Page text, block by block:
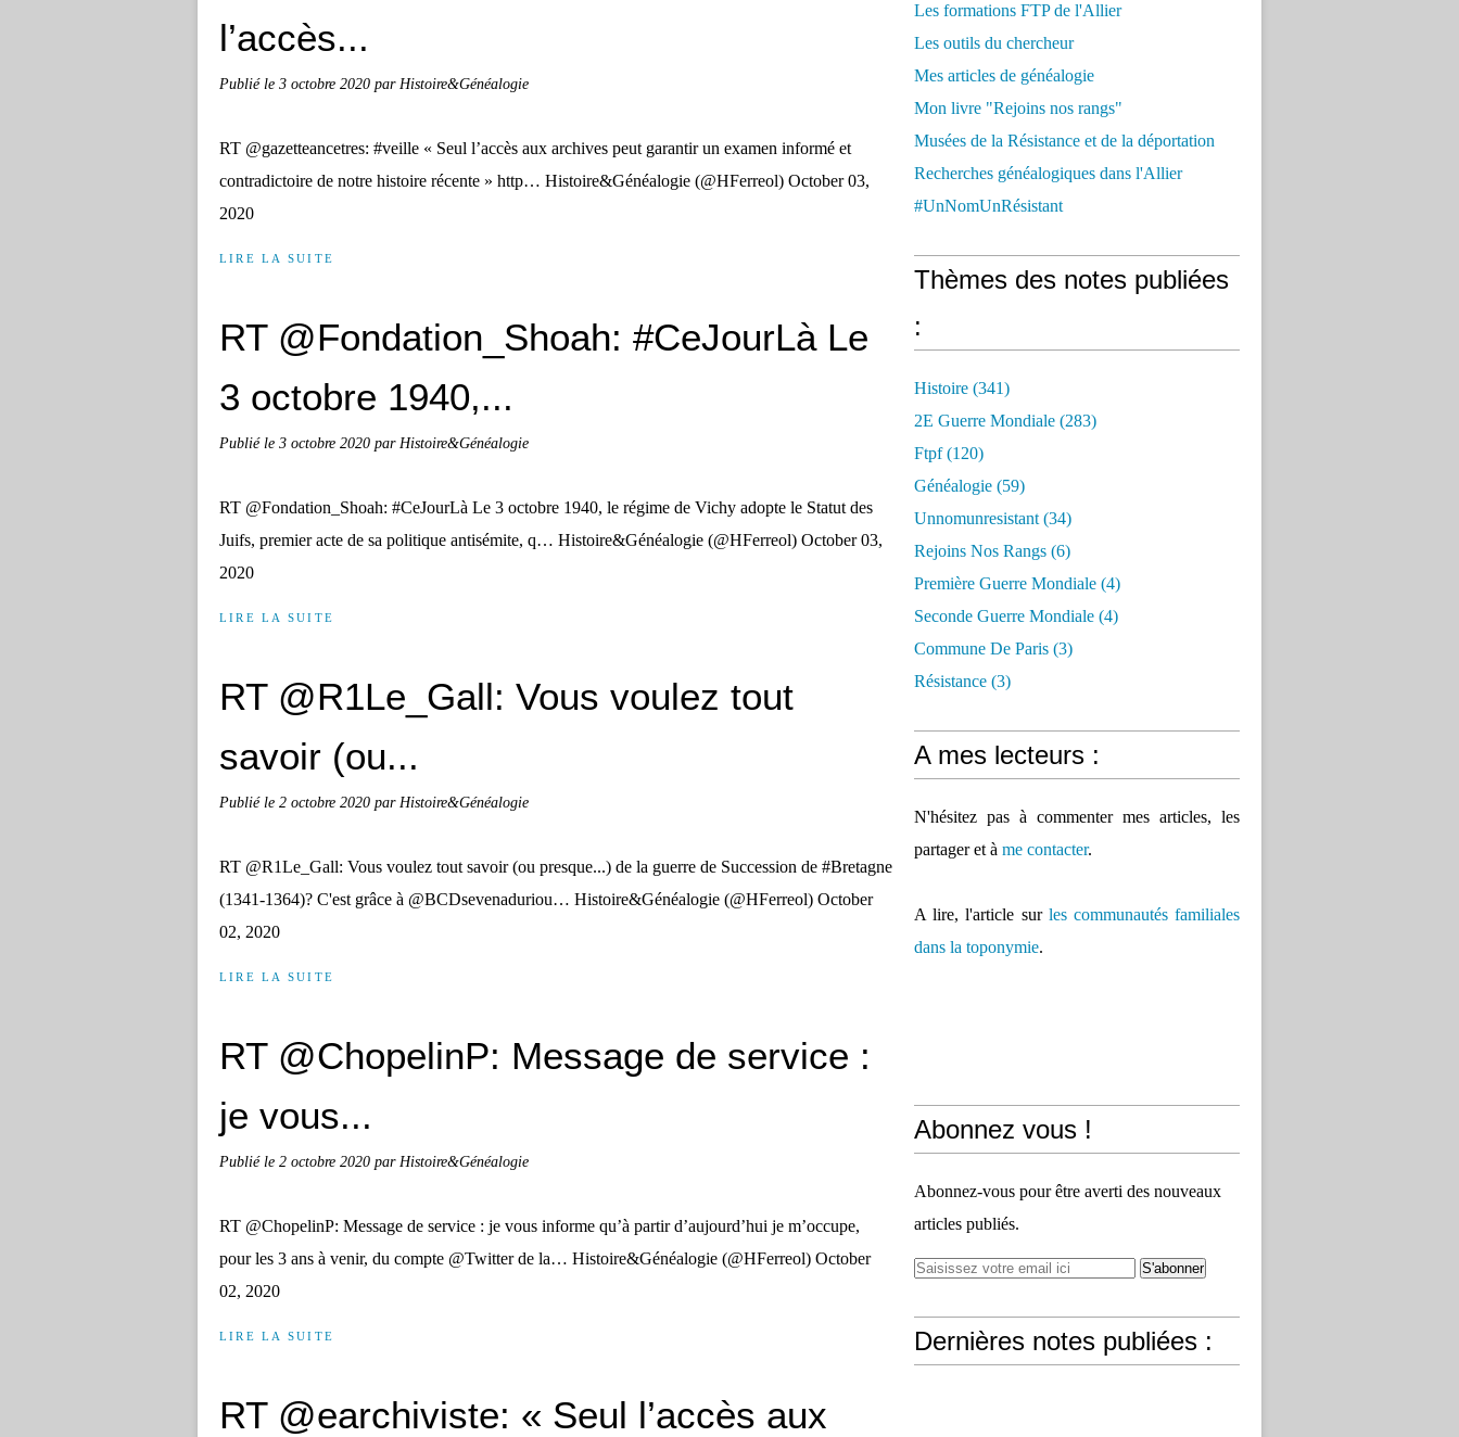
l’accès...
Publié le 3 octobre 2020 par Histoire&Généalogie
RT @gazetteancetres: #veille « Seul l’accès aux archives peut garantir un examen informé et
contradictoire de notre histoire récente » http… Histoire&Généalogie (@HFerreol) October 03,
2020
LIRE LA SUITE
RT @Fondation_Shoah: #CeJourLà Le
3 octobre 1940,...
Publié le 3 octobre 2020 par Histoire&Généalogie
RT @Fondation_Shoah: #CeJourLà Le 3 octobre 1940, le régime de Vichy adopte le Statut des
Juifs, premier acte de sa politique antisémite, q… Histoire&Généalogie (@HFerreol) October 03,
2020
LIRE LA SUITE
RT @R1Le_Gall: Vous voulez tout
savoir (ou...
Publié le 2 octobre 2020 par Histoire&Généalogie
RT @R1Le_Gall: Vous voulez tout savoir (ou presque...) de la guerre de Succession de #Bretagne
(1341-1364)? C'est grâce à @BCDsevenaduriou… Histoire&Généalogie (@HFerreol) October
02, 2020
LIRE LA SUITE
RT @ChopelinP: Message de service :
je vous...
Publié le 2 octobre 2020 par Histoire&Généalogie
RT @ChopelinP: Message de service : je vous informe qu’à partir d’aujourd’hui je m’occupe,
pour les 3 ans à venir, du compte @Twitter de la… Histoire&Généalogie (@HFerreol) October
02, 2020
LIRE LA SUITE
RT @earchiviste: « Seul l’accès aux
Les formations FTP de l'Allier
Les outils du chercheur
Mes articles de généalogie
Mon livre "Rejoins nos rangs"
Musées de la Résistance et de la déportation
Recherches généalogiques dans l'Allier
#UnNomUnRésistant
Thèmes des notes publiées
:
Histoire (341)
2E Guerre Mondiale (283)
Ftpf (120)
Généalogie (59)
Unnomunresistant (34)
Rejoins Nos Rangs (6)
Première Guerre Mondiale (4)
Seconde Guerre Mondiale (4)
Commune De Paris (3)
Résistance (3)
A mes lecteurs :
N'hésitez pas à commenter mes articles, les
partager et à me contacter.
A lire, l'article sur les communautés familiales
dans la toponymie.
Abonnez vous !
Abonnez-vous pour être averti des nouveaux
articles publiés.
Dernières notes publiées :